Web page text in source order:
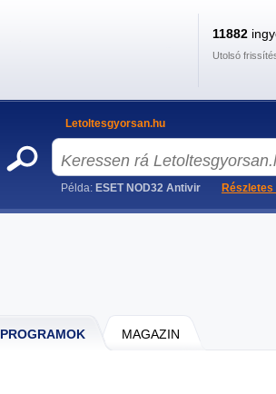
PROGRAMOK MAGAZIN
11882
Utolsó
Letoltesgyorsan.hu
Példa: ESET NOD32 Antivir